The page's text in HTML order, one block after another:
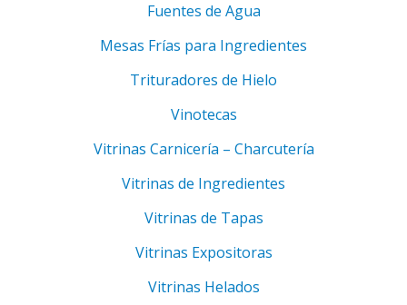
Fuentes de Agua
Mesas Frías para Ingredientes
Trituradores de Hielo
Vinotecas
Vitrinas Carnicería – Charcutería
Vitrinas de Ingredientes
Vitrinas de Tapas
Vitrinas Expositoras
Vitrinas Helados